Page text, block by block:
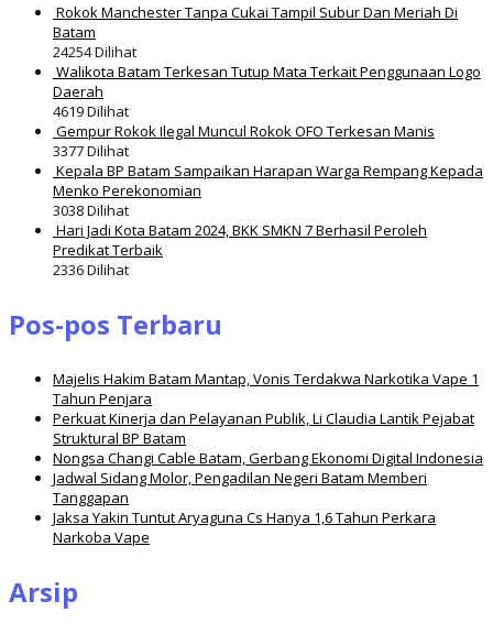
Rokok Manchester Tanpa Cukai Tampil Subur Dan Meriah Di
Batam
24254 Dilihat
Walikota Batam Terkesan Tutup Mata Terkait Penggunaan Logo
Daerah
4619 Dilihat
Gempur Rokok Ilegal Muncul Rokok OFO Terkesan Manis
3377 Dilihat
Kepala BP Batam Sampaikan Harapan Warga Rempang Kepada
Menko Perekonomian
3038 Dilihat
Hari Jadi Kota Batam 2024, BKK SMKN 7 Berhasil Peroleh
Predikat Terbaik
2336 Dilihat
Pos-pos Terbaru
Majelis Hakim Batam Mantap, Vonis Terdakwa Narkotika Vape 1
Tahun Penjara
Perkuat Kinerja dan Pelayanan Publik, Li Claudia Lantik Pejabat
Struktural BP Batam
Nongsa Changi Cable Batam, Gerbang Ekonomi Digital Indonesia
Jadwal Sidang Molor, Pengadilan Negeri Batam Memberi
Tanggapan
Jaksa Yakin Tuntut Aryaguna Cs Hanya 1,6 Tahun Perkara
Narkoba Vape
Arsip